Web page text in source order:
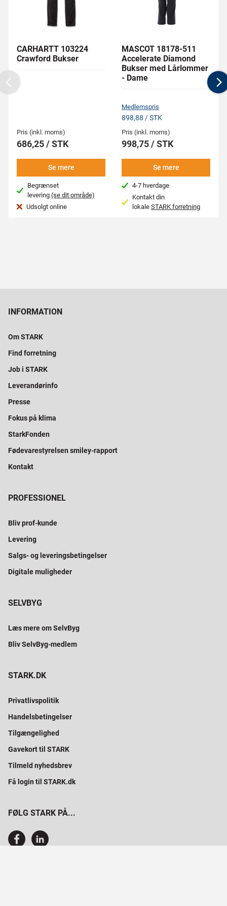
CARHARTT 103224
Crawford Bukser
Pris (inkl. moms)
686,25 / STK
Se mere
Begrænset
levering(se dit område)
Udsolgt online
MASCOT 18178-511
Accelerate Diamond
Bukser med Lårlommer
- Dame
Medlemspris
898,88 / STK
Pris (inkl. moms)
998,75 / STK
Se mere
4-7 hverdage
Kontakt din
lokale STARK forretning
Previous
INFORMATION
Om STARK
Find forretning
Job i STARK
Leverandørinfo
Presse
Fokus på klima
StarkFonden
Fødevarestyrelsen smiley-rapport
Kontakt
PROFESSIONEL
Bliv prof-kunde
Levering
Salgs- og leveringsbetingelser
Digitale muligheder
SELVBYG
Læs mere om SelvByg
Bliv SelvByg-medlem
STARK.DK
Privatlivspolitik
Handelsbetingelser
Tilgængelighed
Gavekort til STARK
Tilmeld nyhedsbrev
Få login til STARK.dk
FØLG STARK PÅ...